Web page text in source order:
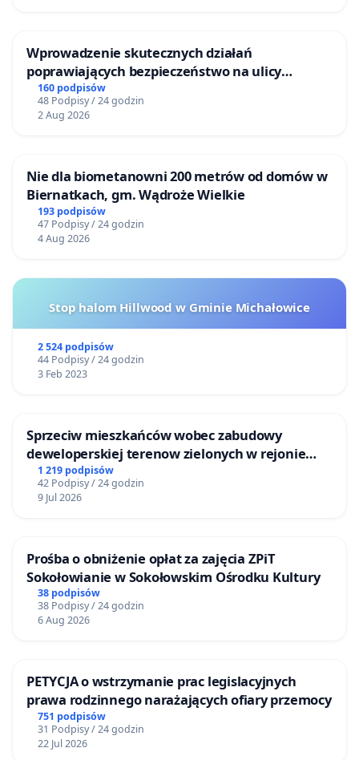
Wprowadzenie skutecznych działań
poprawiających bezpieczeństwo na ulicy
Żeromskiego w Otwocku
160 podpisów
48 Podpisy / 24 godzin
2 Aug 2026
Nie dla biometanowni 200 metrów od domów w
Biernatkach, gm. Wądroże Wielkie
193 podpisów
47 Podpisy / 24 godzin
4 Aug 2026
Stop halom Hillwood w Gminie Michałowice
2 524 podpisów
44 Podpisy / 24 godzin
3 Feb 2023
Sprzeciw mieszkańców wobec zabudowy
deweloperskiej terenow zielonych w rejonie
Bulwarów Straceńskich w Bielsku-Białej
1 219 podpisów
42 Podpisy / 24 godzin
9 Jul 2026
Prośba o obniżenie opłat za zajęcia ZPiT
Sokołowianie w Sokołowskim Ośrodku Kultury
38 podpisów
38 Podpisy / 24 godzin
6 Aug 2026
PETYCJA o wstrzymanie prac legislacyjnych
prawa rodzinnego narażających ofiary przemocy
751 podpisów
31 Podpisy / 24 godzin
22 Jul 2026